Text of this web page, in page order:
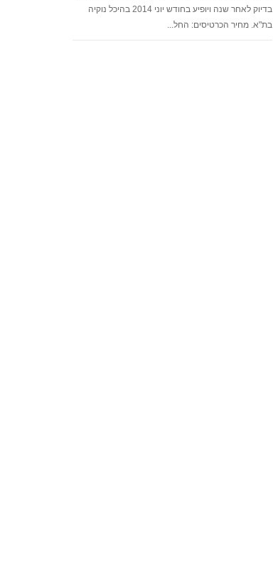
בדיוק לאחר שנה ויופיע בחודש יוני 2014 בהיכל נוקיה
בת"א. מחיר הכרטיסים: החל...